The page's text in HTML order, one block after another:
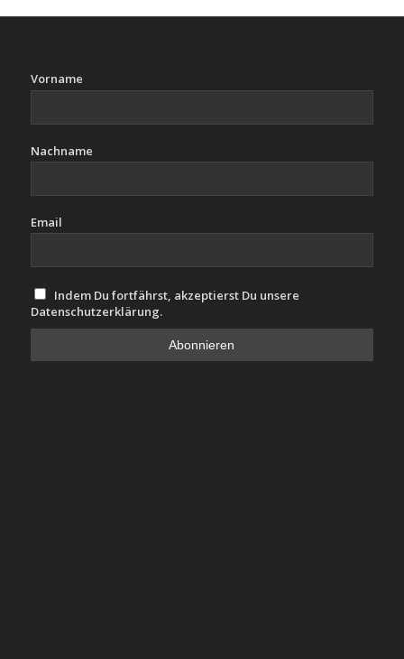
Vorname
Nachname
Email
Indem Du fortfährst, akzeptierst Du unsere
Datenschutzerklärung.